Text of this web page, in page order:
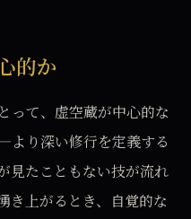
的か
って、虚空蔵が中心的な
り深い修行を定義する
見たこともない技が流れ
き上がるとき、自覚的な